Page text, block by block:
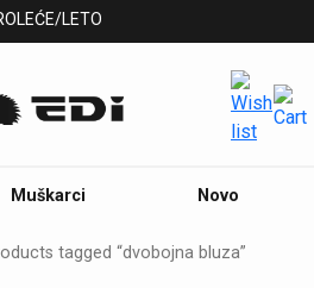
LETO
Muškarci Novo
tagged “dvobojna bluza”